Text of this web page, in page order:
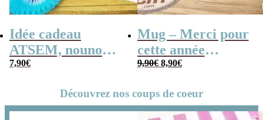
Idée cadeau
ATSEM, nounou –
Cahier de
Merci pour cette
année
7,90€
Mug – Merci pour
cette année
(Collection
9,90€ Le
était :
9,90€.
8,90€Le
est :
8,90€.
Découvrez nos coups de coeur